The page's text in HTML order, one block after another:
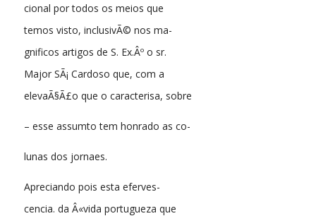
cional por todos os meios que
temos visto, inclusivÃ© nos ma-
gnificos artigos de S. Ex.Âº o sr.
Major SÃ¡ Cardoso que, com a
elevaÃ§Ã£o que o caracterisa, sobre
– esse assumto tem honrado as co-
lunas dos jornaes.
Apreciando pois esta eferves-
cencia. da Â«vida portugueza que